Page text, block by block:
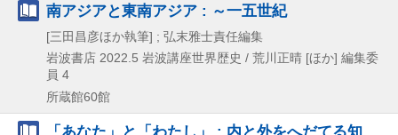
南アジアと東南アジア : ～一五世紀
[三田昌彦ほか執筆] ; 弘末雅士責任編集
岩波書店 2022.5 岩波講座世界歴史 / 荒川正晴 [ほか] 編集委
員 4
所蔵館60館
「あなた」と「わたし」 : 内と外をへだてる知